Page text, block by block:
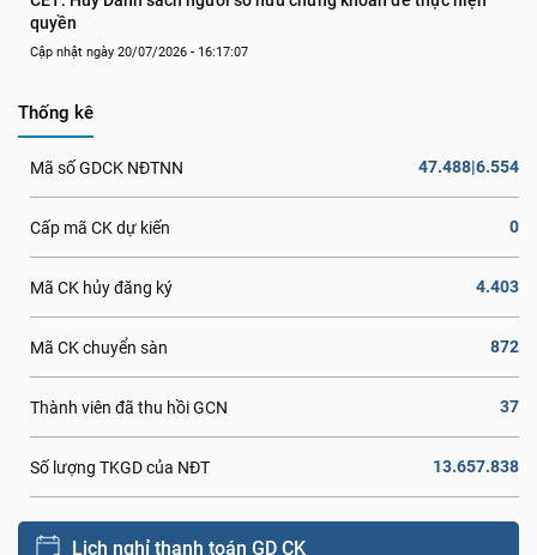
quyền
Cập nhật ngày 20/07/2026 - 16:17:07
Thống kê
Mã số GDCK NĐTNN 47.488|6.554
Cấp mã CK dự kiến 0
Mã CK hủy đăng ký 4.403
Mã CK chuyển sàn 872
Thành viên đã thu hồi GCN 37
Số lượng TKGD của NĐT 13.657.838
Lịch nghỉ thanh toán GD CK